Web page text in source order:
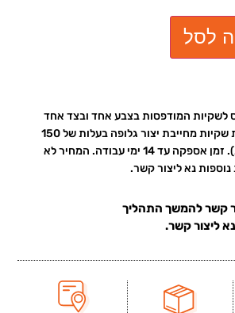
לסל
לשקיות המודפסות בצבע אחד ובצד אחד
של השקיות. כל הדפסת שקיות מחייבת יצור גלופה בעלות של 150
שח ( הוצאה חד פעמית). זמן אספקה עד 14 ימי עבודה. המחיר לא
נא ליצור קשר.
קשר להמשך התהליך
ליצור קשר.